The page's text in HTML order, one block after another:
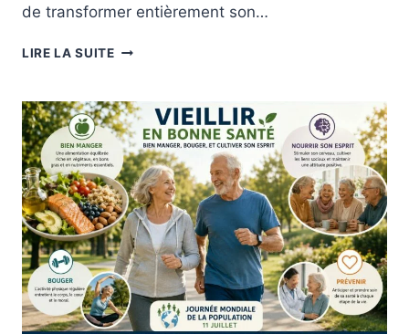
de transformer entièrement son…
LIRE LA SUITECRÉER
DE
CONVIVIALITÉ
POUR
LA
JOURNÉE
INTERNATIONALE
DE
L’AMITIÉ.